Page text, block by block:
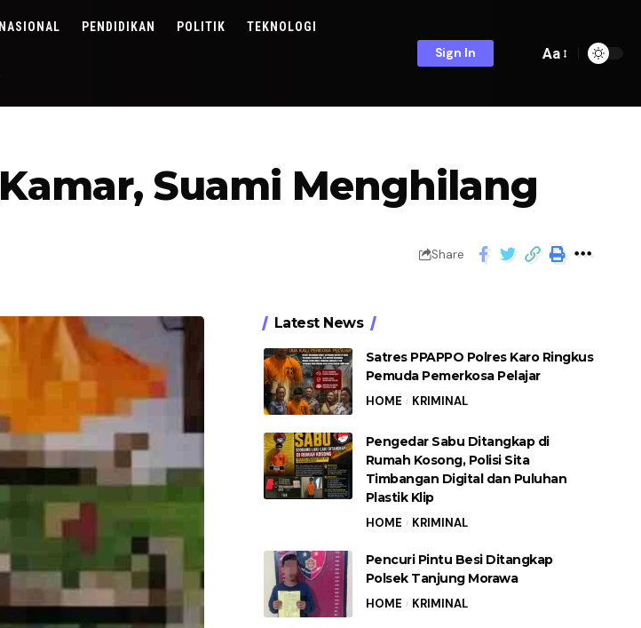
NASIONAL PENDIDIKAN POLITIK TEKNOLOGI
Sign In Aa
Suami Menghilang
Share
Latest News
Satres PPAPPO Polres Karo Ringkus
Pemuda Pemerkosa Pelajar
HOME KRIMINAL
Pengedar Sabu Ditangkap di
Rumah Kosong, Polisi Sita
Timbangan Digital dan Puluhan
Plastik Klip
HOME KRIMINAL
Pencuri Pintu Besi Ditangkap
Polsek Tanjung Morawa
HOME KRIMINAL